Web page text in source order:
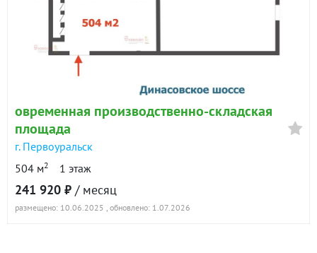
овременная производственно-складская
площада
г. Первоуральск
504 м2 1 этаж
241 920 ₽ / месяц
размещено: 10.06.2025 , обновлено: 1.07.2026